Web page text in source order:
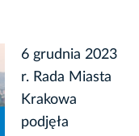
6 grudnia 2023
r. Rada Miasta
Krakowa
podjęła